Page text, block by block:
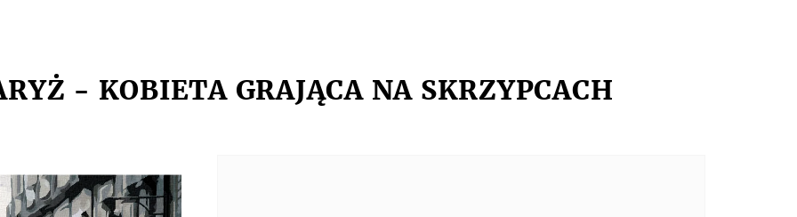
- KOBIETA GRAJĄCA NA SKRZYPCACH